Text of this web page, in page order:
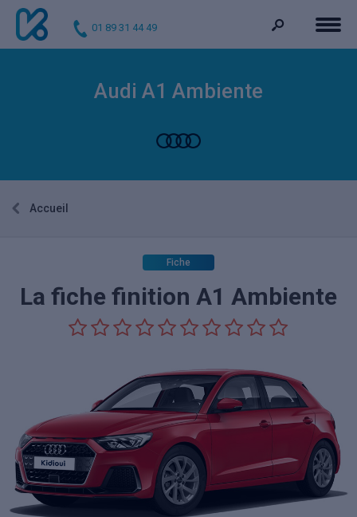
01 89 31 44 49
Audi A1 Ambiente
Accueil
Fiche
La fiche finition A1 Ambiente